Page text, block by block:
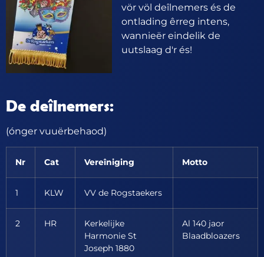
vör völ deîlnemers és de
ontlading êrreg intens,
wannieër eindelik de
uutslaag d'r és!
De deîlnemers:
(ónger vuuërbehaod)
Nr Cat Vereîniging Motto
1 KLW VV de Rogstaekers
2 HR
Kerkelijke
Harmonie St
Joseph 1880
Al 140 jaor
Blaadbloazers